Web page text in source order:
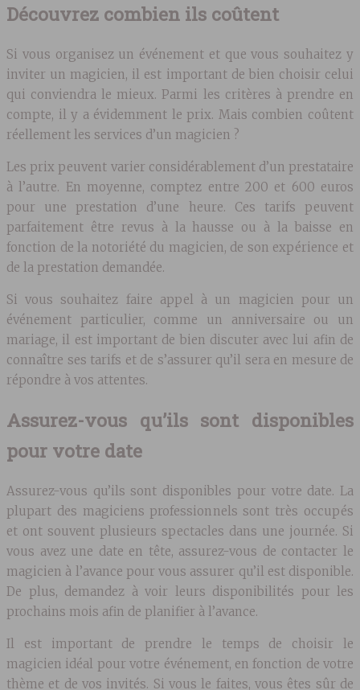
Découvrez combien ils coûtent
Si vous organisez un événement et que vous souhaitez y
inviter un magicien, il est important de bien choisir celui
qui conviendra le mieux. Parmi les critères à prendre en
compte, il y a évidemment le prix. Mais combien coûtent
réellement les services d’un magicien ?
Les prix peuvent varier considérablement d’un prestataire
à l’autre. En moyenne, comptez entre 200 et 600 euros
pour une prestation d’une heure. Ces tarifs peuvent
parfaitement être revus à la hausse ou à la baisse en
fonction de la notoriété du magicien, de son expérience et
de la prestation demandée.
Si vous souhaitez faire appel à un magicien pour un
événement particulier, comme un anniversaire ou un
mariage, il est important de bien discuter avec lui afin de
connaître ses tarifs et de s’assurer qu’il sera en mesure de
répondre à vos attentes.
Assurez-vous qu’ils sont disponibles
pour votre date
Assurez-vous qu’ils sont disponibles pour votre date. La
plupart des magiciens professionnels sont très occupés
et ont souvent plusieurs spectacles dans une journée. Si
vous avez une date en tête, assurez-vous de contacter le
magicien à l’avance pour vous assurer qu’il est disponible.
De plus, demandez à voir leurs disponibilités pour les
prochains mois afin de planifier à l’avance.
Il est important de prendre le temps de choisir le
magicien idéal pour votre événement, en fonction de votre
thème et de vos invités. Si vous le faites, vous êtes sûr de